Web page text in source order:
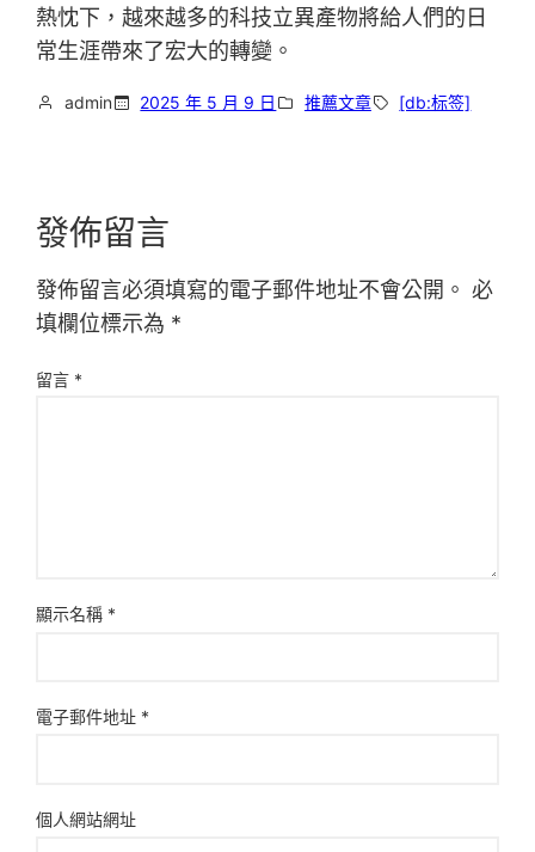
熱忱下，越來越多的科技立異產物將給人們的日
常生涯帶來了宏大的轉變。
admin 2025 年 5 月 9 日 推薦文章 [db:标签]
發佈留言
發佈留言必須填寫的電子郵件地址不會公開。 必
填欄位標示為 *
留言 *
顯示名稱 *
電子郵件地址 *
個人網站網址